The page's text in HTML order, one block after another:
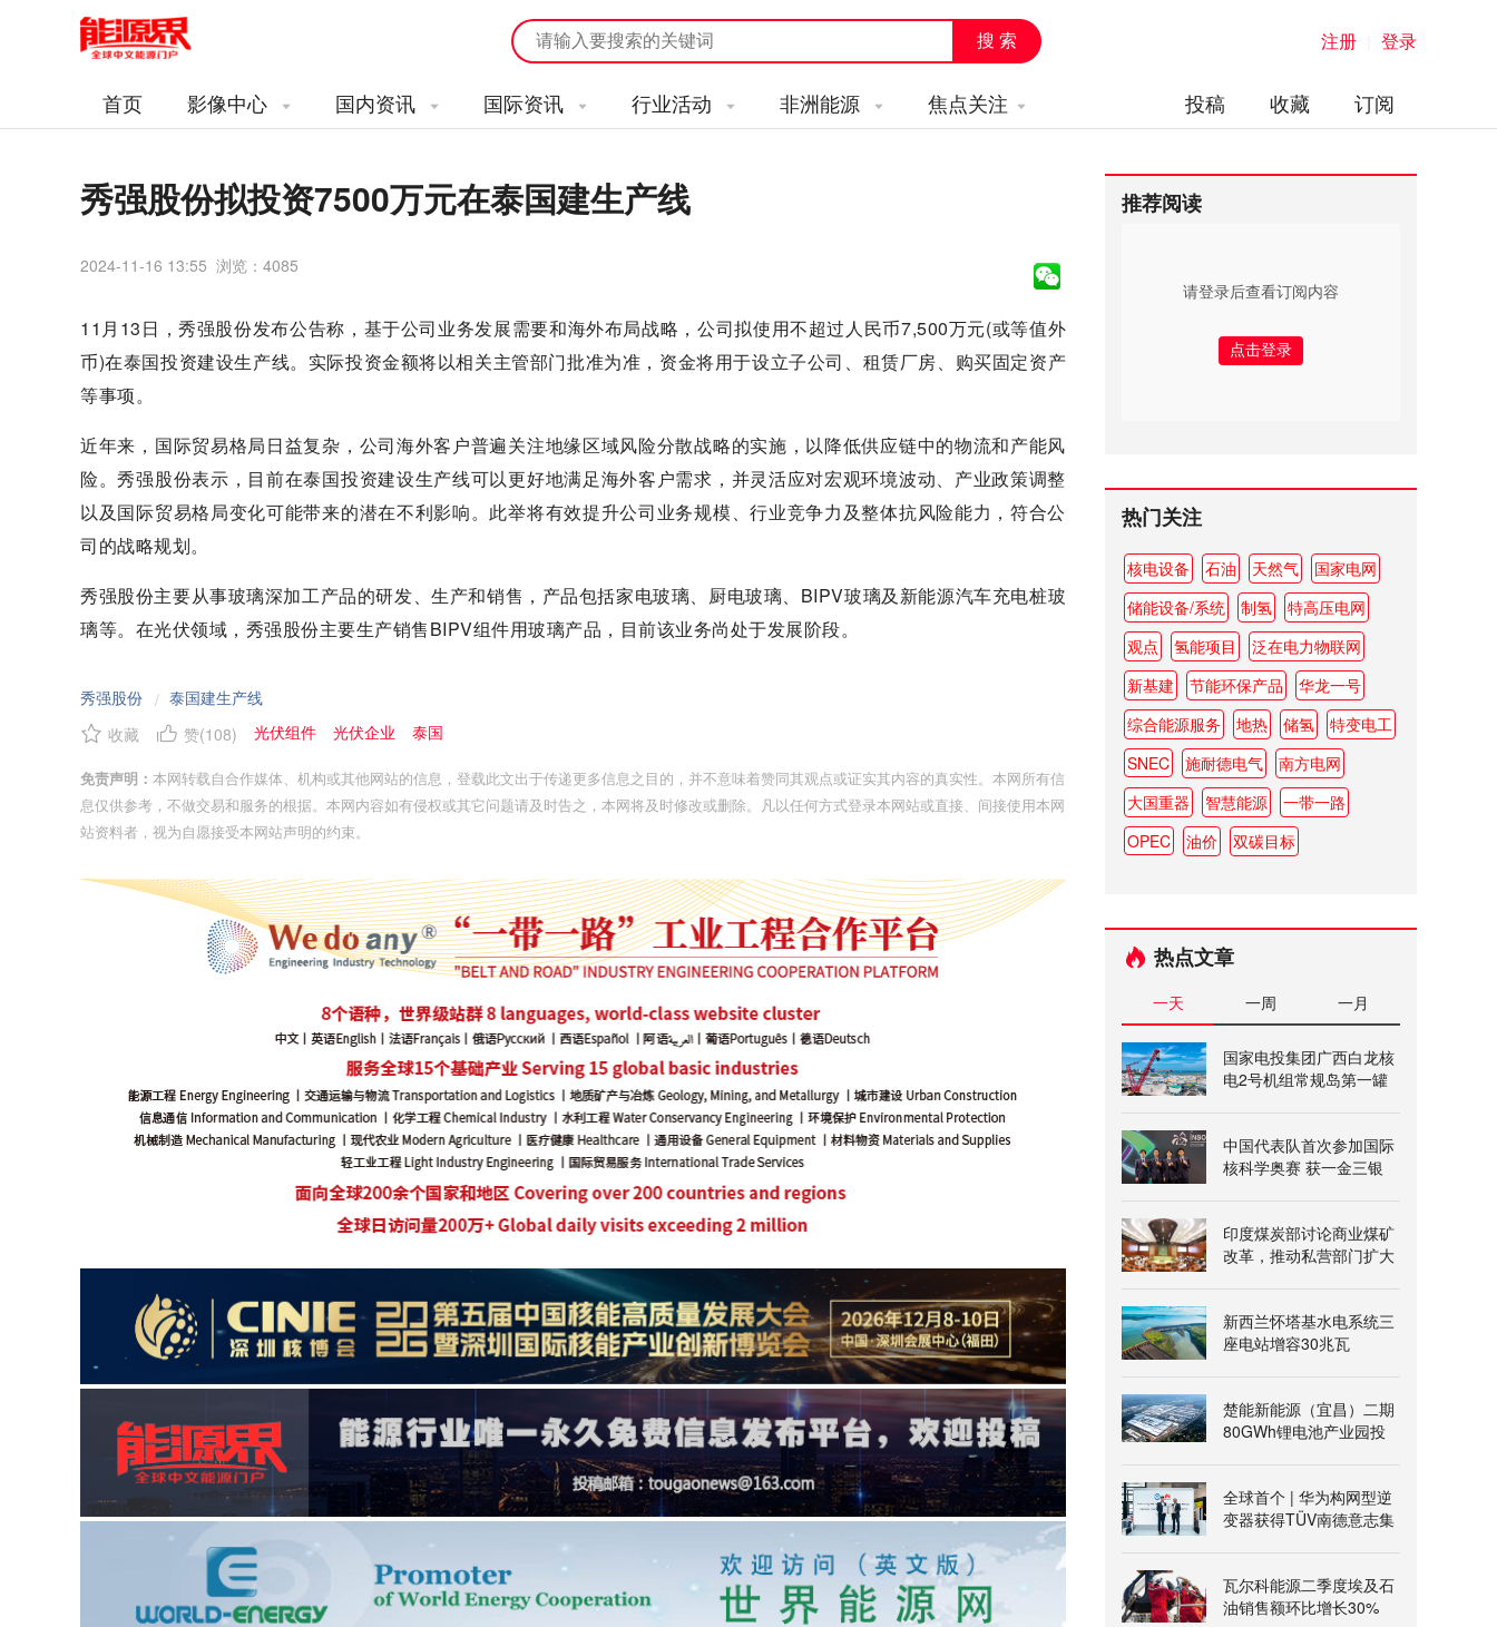
注册 登录
首页 影像中心 国内资讯 国际资讯 行业活动 非洲能源 焦点关注 订阅
收藏
投稿
秀强股份拟投资7500万元在泰国建生产线
2024-11-16 13:55 浏览： 4085
11月13日，秀强股份发布公告称，基于公司业务发展需要和海外布局战略，公司拟使用不超过人民币7,500万元(或等值外
币)在泰国投资建设生产线。实际投资金额将以相关主管部门批准为准，资金将用于设立子公司、租赁厂房、购买固定资产
等事项。
近年来，国际贸易格局日益复杂，公司海外客户普遍关注地缘区域风险分散战略的实施，以降低供应链中的物流和产能风
险。秀强股份表示，目前在泰国投资建设生产线可以更好地满足海外客户需求，并灵活应对宏观环境波动、产业政策调整
以及国际贸易格局变化可能带来的潜在不利影响。此举将有效提升公司业务规模、行业竞争力及整体抗风险能力，符合公
司的战略规划。
秀强股份主要从事玻璃深加工产品的研发、生产和销售，产品包括家电玻璃、厨电玻璃、BIPV玻璃及新能源汽车充电桩玻
璃等。在光伏领域，秀强股份主要生产销售BIPV组件用玻璃产品，目前该业务尚处于发展阶段。
秀强股份 / 泰国建生产线
收藏
赞(108) 光伏组件 光伏企业 泰国
免责声明： 本网转载自合作媒体、机构或其他网站的信息，登载此文出于传递更多信息之目的，并不意味着赞同其观点或证实其内容的真实性。本网所有信
息仅供参考，不做交易和服务的根据。本网内容如有侵权或其它问题请及时告之，本网将及时修改或删除。凡以任何方式登录本网站或直接、间接使用本网
站资料者，视为自愿接受本网站声明的约束。
推荐阅读
请登录后查看订阅内容
热门关注
核电设备 石油 天然气
国家电网
储能设备/系统
制氢
特高压电网
观点
氢能项目
泛在电力物联网
新基建
节能环保产品
华龙一号
综合能源服务
地热 储氢
特变电工
SNEC
施耐德电气
南方电网
大国重器
智慧能源
一带一路
OPEC
油价 双碳目标
热点文章
一天 一周 一月
国家电投集团广西白龙核
电2号机组常规岛第一罐
中国代表队首次参加国际
核科学奥赛 获一金三银
印度煤炭部讨论商业煤矿
改革，推动私营部门扩大
新西兰怀塔基水电系统三
座电站增容30兆瓦
楚能新能源（宜昌）二期
80GWh锂电池产业园投
全球首个 | 华为构网型逆
变器获得TÜV南德意志集
瓦尔科能源二季度埃及石
油销售额环比增长30%